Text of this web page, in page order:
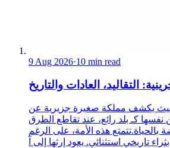
9 Aug 2026·10 min read
التقاليد، العادات والتاريخ
يكشف مملكة صغيرة جزيرية عن
نفسها كـ بلد رائع، عند تقاطع الطرق
بالحياة.تتمتع هذه الأمة، على الرغم